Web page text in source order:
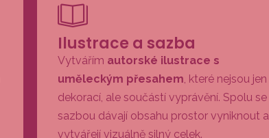
Ilustrace a sazba
Vytvářím autorské ilustrace s
uměleckým přesahem , které nejsou jen
dekorací, ale součástí vyprávění. Spolu se
sazbou dávají obsahu prostor vyniknout a
vytvářejí vizuálně silný celek.